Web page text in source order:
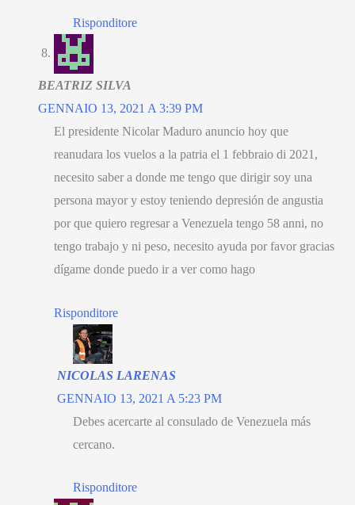
Risponditore
BEATRIZ SILVA
GENNAIO 13, 2021 A 3:39 PM
El presidente Nicolar Maduro anuncio hoy que
reanudara los vuelos a la patria el 1 febbraio di 2021,
necesito saber a donde me tengo que dirigir soy una
persona mayor y estoy teniendo depresión de angustia
por que quiero regresar a Venezuela tengo 58 anni, no
tengo trabajo y ni peso, necesito ayuda por favor gracias
dígame donde puedo ir a ver como hago
Risponditore
NICOLAS LARENAS
GENNAIO 13, 2021 A 5:23 PM
Debes acercarte al consulado de Venezuela más
cercano.
Risponditore